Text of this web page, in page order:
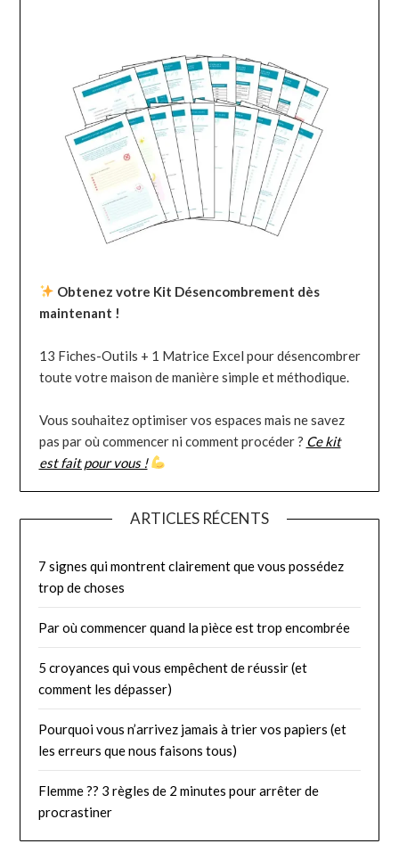
Obtenez votre Kit Désencombrement dès
maintenant !
13 Fiches-Outils + 1 Matrice Excel pour désencombrer
toute votre maison de manière simple et méthodique.
Vous souhaitez optimiser vos espaces mais ne savez
pas par où commencer ni comment procéder ? Ce kit
est fait pour vous !
ARTICLES RÉCENTS
7 signes qui montrent clairement que vous possédez
trop de choses
Par où commencer quand la pièce est trop encombrée
5 croyances qui vous empêchent de réussir (et
comment les dépasser)
Pourquoi vous n’arrivez jamais à trier vos papiers (et
les erreurs que nous faisons tous)
Flemme ?? 3 règles de 2 minutes pour arrêter de
procrastiner